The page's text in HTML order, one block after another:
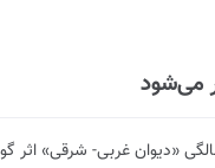
می‌شود
«دیوان غربی- شرقی» اثر